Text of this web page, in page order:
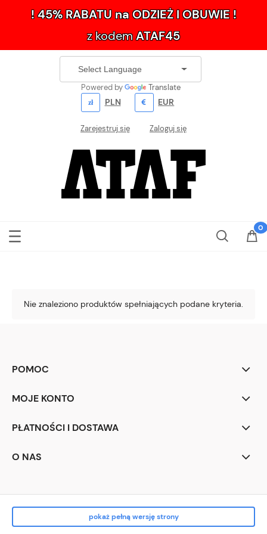
! 45% RABATU na ODZIEŻ I OBUWIE !
z kodemATAF45
Powered by Translate
PLN EUR
Zarejestruj się Zaloguj się
Nie znaleziono produktów spełniających podane kryteria.
POMOC
MOJE KONTO
PŁATNOŚCI I DOSTAWA
O NAS
pokaż pełną wersję strony